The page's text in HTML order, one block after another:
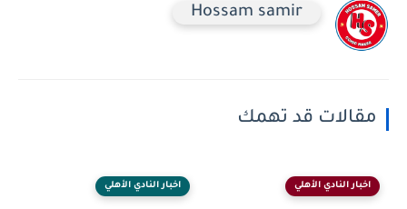
Hossam samir
مقالات قد تهمك
اخبار النادي الأهلي اخبار النادي الأهلي